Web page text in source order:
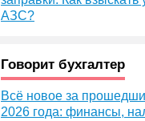
АЗС?
Говорит бухгалтер
Всё новое за
2026 года: финансы,